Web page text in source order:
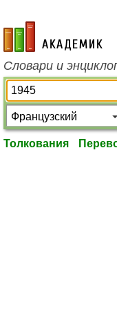
academic.ru
Словари и
Толкования